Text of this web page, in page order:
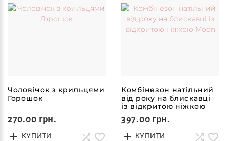
Чоловічок з крильцями
Горошок
270.00 грн.
КУПИТИ
Комбінезон натільний
від року на блискавці
із відкритою ніжкою
397.00 грн.
КУПИТИ